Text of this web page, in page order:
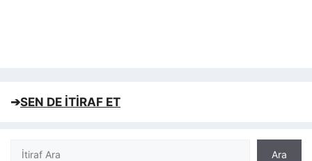
➔SEN DE İTİRAF ET
Ara
Ara